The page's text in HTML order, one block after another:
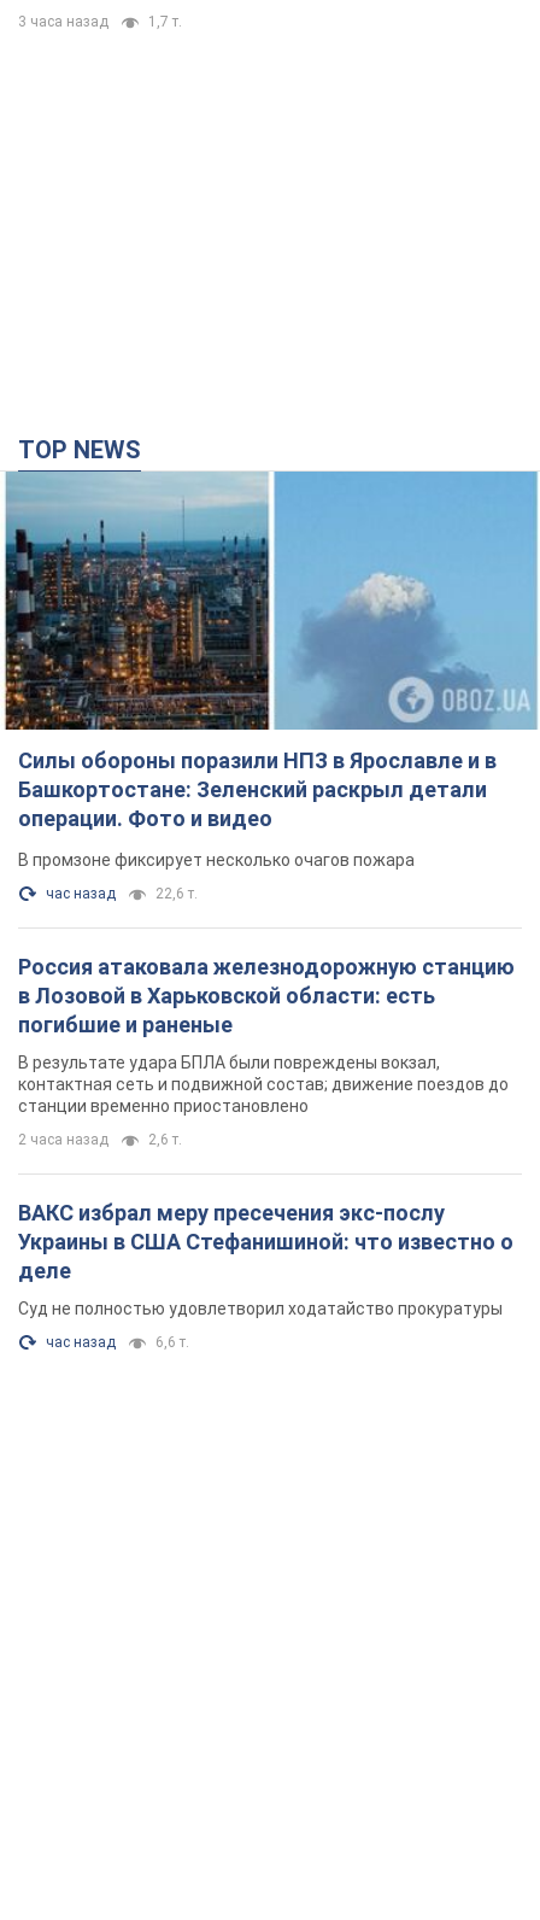
3 часа назад 1,7 т.
TOP NEWS
Силы обороны поразили НПЗ в Ярославле и в
Башкортостане: Зеленский раскрыл детали
операции. Фото и видео
В промзоне фиксирует несколько очагов пожара
час назад 22,6 т.
Россия атаковала железнодорожную станцию
в Лозовой в Харьковской области: есть
погибшие и раненые
В результате удара БПЛА были повреждены вокзал,
контактная сеть и подвижной состав; движение поездов до
станции временно приостановлено
2 часа назад 2,6 т.
ВАКС избрал меру пресечения экс-послу
Украины в США Стефанишиной: что известно о
деле
Суд не полностью удовлетворил ходатайство прокуратуры
час назад 6,6 т.